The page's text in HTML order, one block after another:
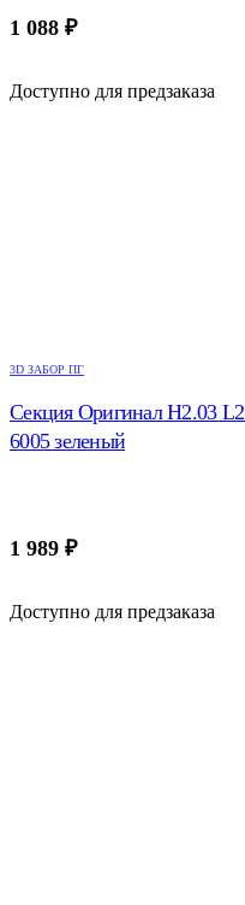
1 088 ₽
Доступно для предзаказа
3D ЗАБОР ПГ
Секция Оригинал H2.03
6005 зеленый
1 989 ₽
Доступно для предзаказа